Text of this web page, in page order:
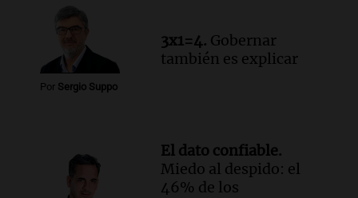
por la Ley de Tierras: "Construyeron un
relato mentiroso"
Informados al regreso
Episodios
Por Sergio Suppo
3x1=4. Gobernar
también es explicar
El dato confiable.
Miedo al despido: el
46% de los